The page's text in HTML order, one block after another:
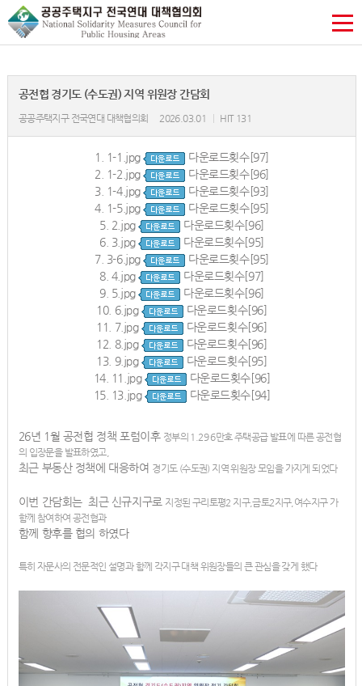
공전협 경기도 (수도권) 지역 위원장 간담회
공공주택지구 전국연대 대책협의회 2026.03.01 HIT 131
1. 1-1.jpg
다운로드횟수[97]
2.
1-2.jpg
다운로드횟수[96]
3. 1-4.jpg
다운로드횟수[93]
4. 1-5.jpg
다운로드횟수[95]
5. 2.jpg
다운로드횟수[96]
6. 3.jpg
다운로드횟수[95]
7. 3-6.jpg
다운로드횟수[95]
8. 4.jpg
다운로드횟수[97]
9. 5.jpg
다운로드횟수[96]
10. 6.jpg
다운로드횟수[96]
11. 7.jpg
다운로드횟수[96]
12. 8.jpg
다운로드횟수[96]
13. 9.jpg
다운로드횟수[95]
14. 11.jpg
다운로드횟수[96]
15. 13.jpg 다운로드횟수[94]
26년 1월 공전협 정책 포럼이후 정부의 1.29 6만호 주택공급 발표에 따른공전협
의 입장문을 발표하였고,
최근 부동산 정책에 대응하여 경기도 (수도권) 지역 위원장모임을 가지게 되었다
이번 간담회는 최근 신규지구로 지정된 구리토평2 지구,금토2지구,여수지구 가
함께 참여하여 공전협과
함께 향후를 협의 하였다
특히 자문사의 전문적인 설명과함께 각지구 대책 위원장들의큰 관심을 갖게 했다